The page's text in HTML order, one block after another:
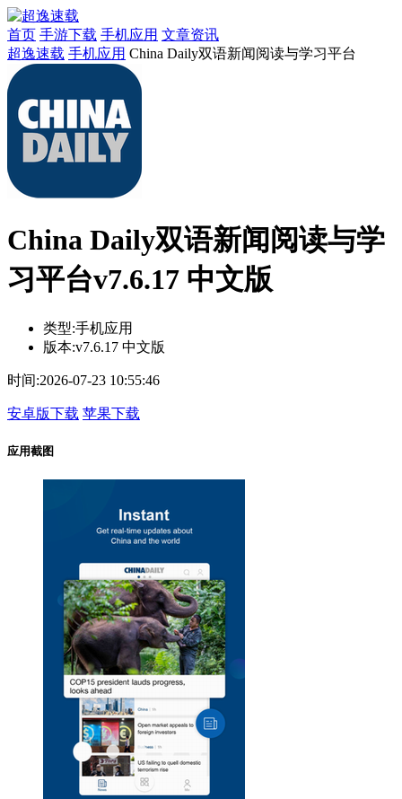
首页 手游下载 手机应用 文章资讯
超逸速载 手机应用 China Daily双语新闻阅读与学习平台
China Daily双语新闻阅读与学
习平台v7.6.17 中文版
类型:手机应用
版本:v7.6.17 中文版
时间:2026-07-23 10:55:46
安卓版下载 苹果下载
应用截图